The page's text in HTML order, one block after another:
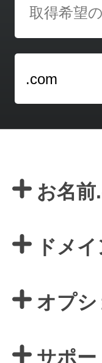
.com
お名
ドメ
オプシ
サポー